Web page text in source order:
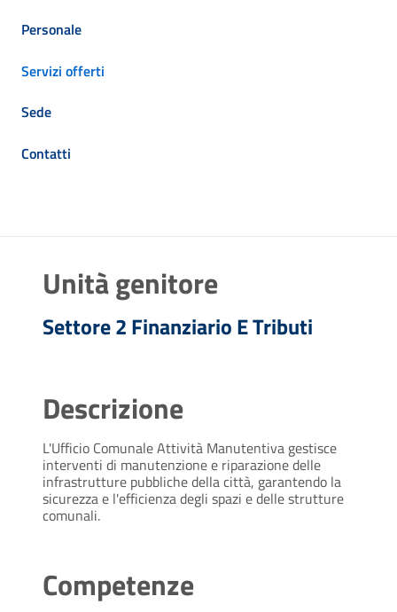
Personale
Servizi offerti
Sede
Contatti
Unità genitore
Settore 2 Finanziario E Tributi
Descrizione
L'Ufficio Comunale Attività Manutentiva gestisce
interventi di manutenzione e riparazione delle
infrastrutture pubbliche della città, garantendo la
sicurezza e l'efficienza degli spazi e delle strutture
comunali.
Competenze